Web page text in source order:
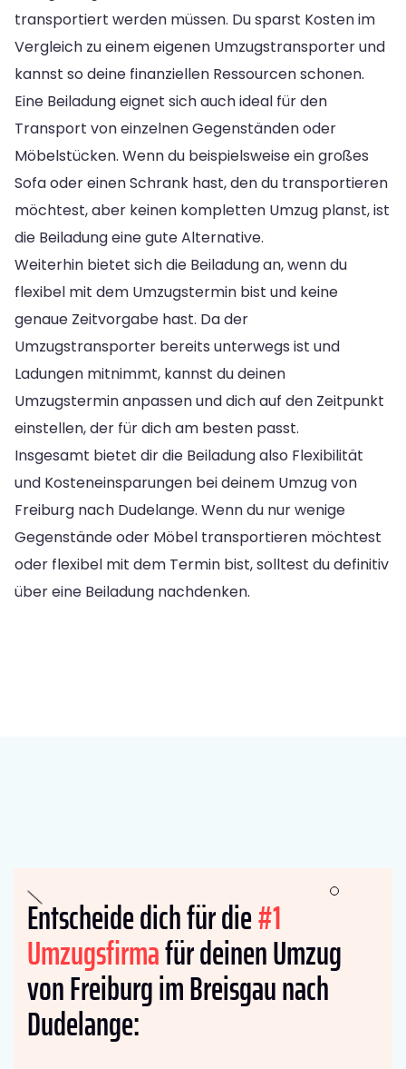
transportiert werden müssen. Du sparst Kosten im
Vergleich zu einem eigenen Umzugstransporter und
kannst so deine finanziellen Ressourcen schonen.
Eine Beiladung eignet sich auch ideal für den
Transport von einzelnen Gegenständen oder
Möbelstücken. Wenn du beispielsweise ein großes
Sofa oder einen Schrank hast, den du transportieren
möchtest, aber keinen kompletten Umzug planst, ist
die Beiladung eine gute Alternative.
Weiterhin bietet sich die Beiladung an, wenn du
flexibel mit dem Umzugstermin bist und keine
genaue Zeitvorgabe hast. Da der
Umzugstransporter bereits unterwegs ist und
Ladungen mitnimmt, kannst du deinen
Umzugstermin anpassen und dich auf den Zeitpunkt
einstellen, der für dich am besten passt.
Insgesamt bietet dir die Beiladung also Flexibilität
und Kosteneinsparungen bei deinem Umzug von
Freiburg nach Dudelange. Wenn du nur wenige
Gegenstände oder Möbel transportieren möchtest
oder flexibel mit dem Termin bist, solltest du definitiv
über eine Beiladung nachdenken.
Entscheide dich für die#1
Umzugsfirmafür deinen Umzug
von Freiburg im Breisgau nach
Dudelange: